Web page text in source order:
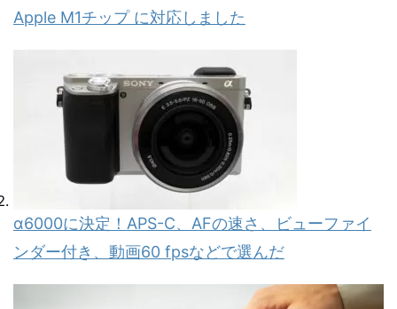
Apple M1チップ に対応しました
α6000に決定！APS-C、AFの速さ、ビューファイ
ンダー付き、動画60 fpsなどで選んだ